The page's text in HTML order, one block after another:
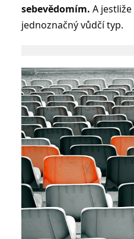
sebevědomím. A
jednoznačný vůdčí typ.